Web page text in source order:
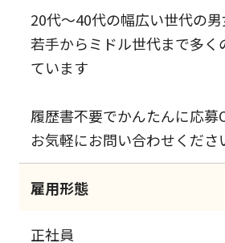
20代～40代の幅広い世代の男
若手からミドル世代まで多く
ています
履歴書不要でかんたんに応募
お気軽にお問い合わせくださ
雇用形態
正社員